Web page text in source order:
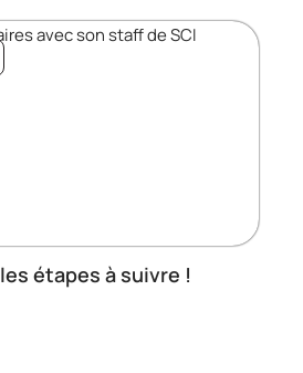
étapes à suivre !